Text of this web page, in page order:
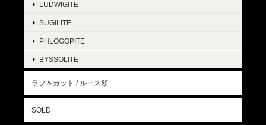
LUDWIGITE
SUGILITE
PHLOGOPITE
BYSSOLITE
ラフ＆カット / ルース類
SOLD